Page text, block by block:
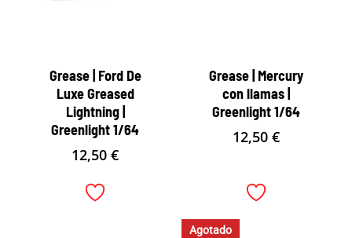
Grease | Ford De
Luxe Greased
Lightning |
Greenlight 1/64
12,50€
Grease | Mercury
con llamas |
Greenlight 1/64
12,50 €
Agotado